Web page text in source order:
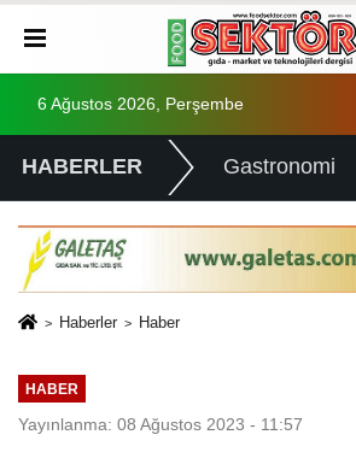
6 Ağustos 2026, Perşembe
HABERLER Gastronomi
Haberler Haber
HABER
Yayınlanma: 08 Ağustos 2023 - 11:57